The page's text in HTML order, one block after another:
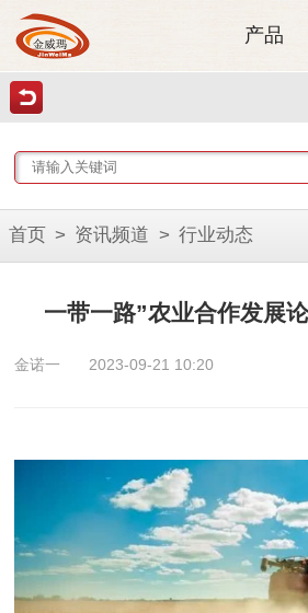
产品
首页 > 资讯频道 > 行业动态
一带一路”农业合作发展
金诺一 2023-09-21 10:20